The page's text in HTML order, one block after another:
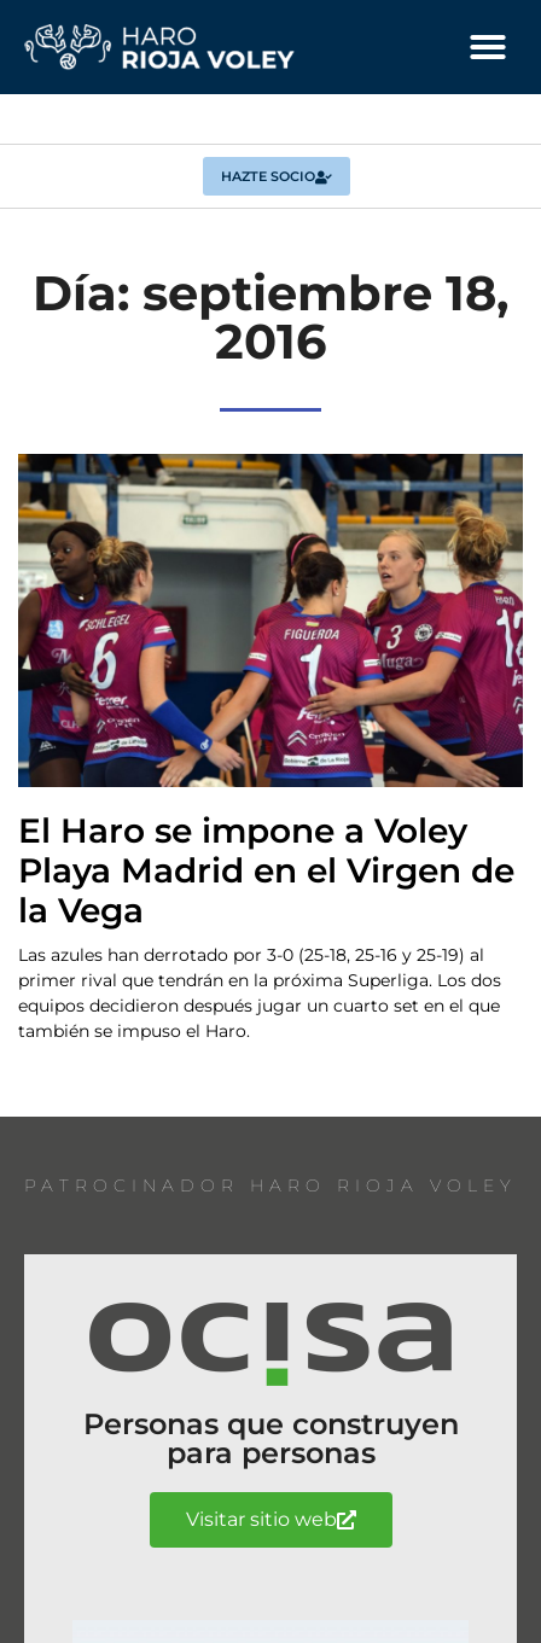
HAZTE SOCIO
Día: septiembre 18,
2016
El Haro se impone a Voley
Playa Madrid en el Virgen de
la Vega
Las azules han derrotado por 3-0 (25-18, 25-16 y 25-19) al
primer rival que tendrán en la próxima Superliga. Los dos
equipos decidieron después jugar un cuarto set en el que
también se impuso el Haro.
PATROCINADOR HARO RIOJA VOLEY
Personas que construyen
para personas
Visitar sitio web